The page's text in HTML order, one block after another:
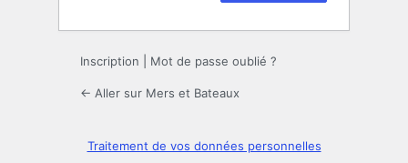
Inscription Mot de passe oublié ?
← Aller sur Mers et Bateaux
Traitement de vos données personnelles